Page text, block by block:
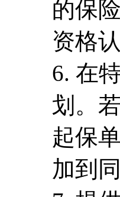
的保
资格
6. 在
划。
起保
加到